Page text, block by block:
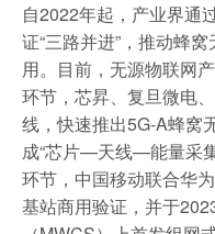
自2022年起，产业界通
证“三路并进”，推动蜂
用。目前，无源物联网
环节，芯昇、复旦微电
线，快速推出5G-A蜂窝
成“芯片—天线—能量采
环节，中国移动联合华
基站商用验证，并于